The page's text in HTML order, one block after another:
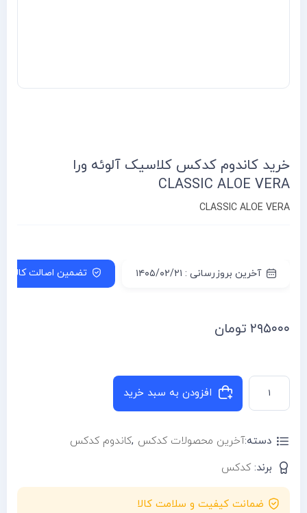
خرید کاندوم کدکس کلاسیک آلوئه ورا
CLASSIC ALOE VERA
CLASSIC ALOE VERA
آخرین بروزرسانی : ۱۴۰۵/۰۲/۲۱ تضمین اصالت کالا
۲۹۵۰۰۰ تومان
افزودن به سبد خرید
دسته:آخرین محصولات کدکس ,کاندوم کدکس
برند: کدکس
ضمانت کیفیت و سلامت کالا